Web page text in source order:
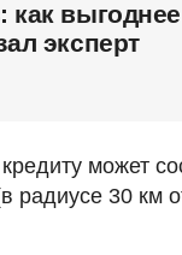
выгоднее
эксперт
может
радиусе 30 км